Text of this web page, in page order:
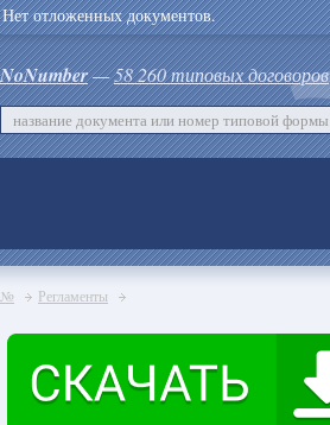
Нет отложенных документов.
NoNumber—58 260 типовых договоров
№ Регламенты